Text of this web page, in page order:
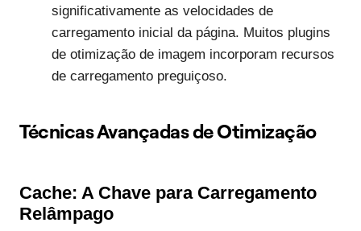
significativamente as velocidades de
carregamento inicial da página. Muitos plugins
de otimização de imagem incorporam recursos
de carregamento preguiçoso.
Técnicas Avançadas de Otimização
Cache: A Chave para Carregamento
Relâmpago